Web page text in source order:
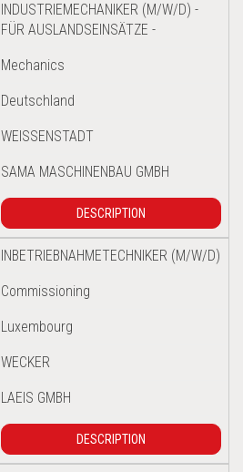
INDUSTRIEMECHANIKER (M/W/D) -
FÜR AUSLANDSEINSÄTZE -
Mechanics
Deutschland
WEISSENSTADT
SAMA MASCHINENBAU GMBH
DESCRIPTION
INBETRIEBNAHMETECHNIKER (M/W/D)
Commissioning
Luxembourg
WECKER
LAEIS GMBH
DESCRIPTION